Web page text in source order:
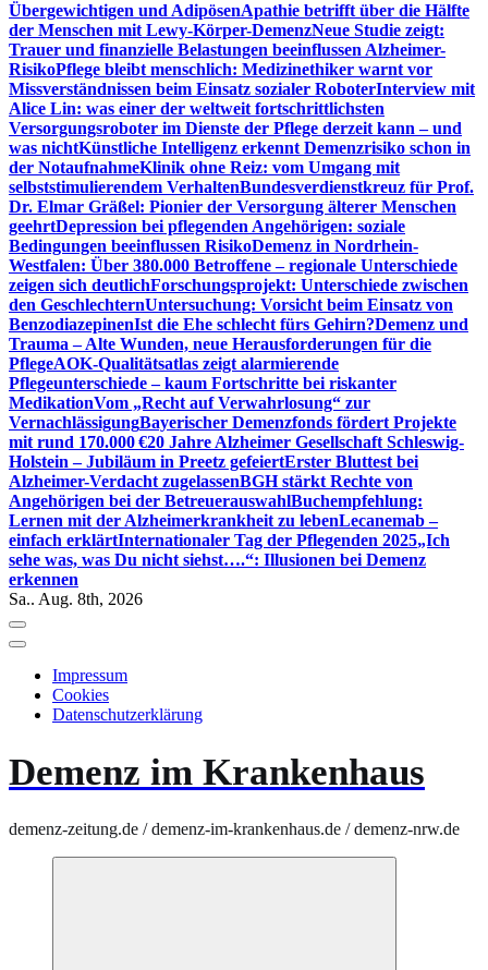
Übergewichtigen und AdipösenApathie betrifft über die Hälfte
der Menschen mit Lewy-Körper-DemenzNeue Studie zeigt:
Trauer und finanzielle Belastungen beeinflussen Alzheimer-
RisikoPflege bleibt menschlich: Medizinethiker warnt vor
Missverständnissen beim Einsatz sozialer RoboterInterview mit
Alice Lin: was einer der weltweit fortschrittlichsten
Versorgungsroboter im Dienste der Pflege derzeit kann – und
was nichtKünstliche Intelligenz erkennt Demenzrisiko schon in
der NotaufnahmeKlinik ohne Reiz: vom Umgang mit
selbststimulierendem VerhaltenBundesverdienstkreuz für Prof.
Dr. Elmar Gräßel: Pionier der Versorgung älterer Menschen
geehrtDepression bei pflegenden Angehörigen: soziale
Bedingungen beeinflussen RisikoDemenz in Nordrhein-
Westfalen: Über 380.000 Betroffene – regionale Unterschiede
zeigen sich deutlichForschungsprojekt: Unterschiede zwischen
den GeschlechternUntersuchung: Vorsicht beim Einsatz von
BenzodiazepinenIst die Ehe schlecht fürs Gehirn?Demenz und
Trauma – Alte Wunden, neue Herausforderungen für die
PflegeAOK-Qualitätsatlas zeigt alarmierende
Pflegeunterschiede – kaum Fortschritte bei riskanter
MedikationVom „Recht auf Verwahrlosung“ zur
VernachlässigungBayerischer Demenzfonds fördert Projekte
mit rund 170.000 €20 Jahre Alzheimer Gesellschaft Schleswig-
Holstein – Jubiläum in Preetz gefeiertErster Bluttest bei
Alzheimer-Verdacht zugelassenBGH stärkt Rechte von
Angehörigen bei der BetreuerauswahlBuchempfehlung:
Lernen mit der Alzheimerkrankheit zu lebenLecanemab –
einfach erklärtInternationaler Tag der Pflegenden 2025„Ich
sehe was, was Du nicht siehst….“: Illusionen bei Demenz
erkennen
Sa.. Aug. 8th, 2026
Impressum
Cookies
Datenschutzerklärung
Demenz im Krankenhaus
demenz-zeitung.de / demenz-im-krankenhaus.de / demenz-nrw.de